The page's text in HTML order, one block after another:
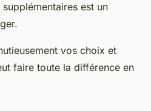
est un
vos choix et
faire toute la différence en